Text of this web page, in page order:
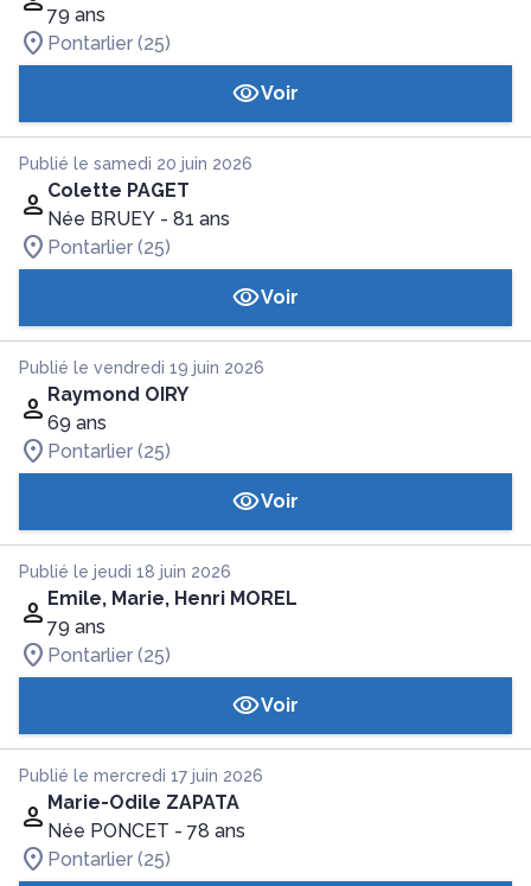
79 ans
Pontarlier (25)
Voir
Publié le samedi 20 juin 2026
Colette PAGET
Née BRUEY - 81 ans
Pontarlier (25)
Voir
Publié le vendredi 19 juin 2026
Raymond OIRY
69 ans
Pontarlier (25)
Voir
Publié le jeudi 18 juin 2026
Emile, Marie, Henri MOREL
79 ans
Pontarlier (25)
Voir
Publié le mercredi 17 juin 2026
Marie-Odile ZAPATA
Née PONCET - 78 ans
Pontarlier (25)